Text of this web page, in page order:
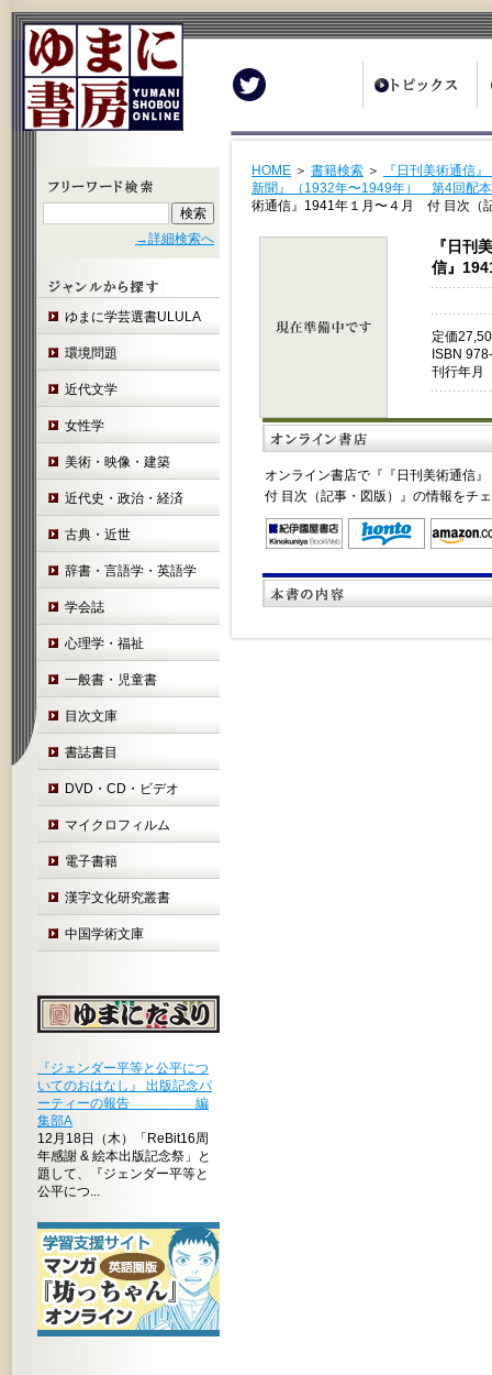
→詳細検索へ
ゆまに学芸選書ULULA
環境問題
近代文学
女性学
美術・映像・建築
近代史・政治・経済
古典・近世
辞書・言語学・英語学
学会誌
心理学・福祉
一般書・児童書
目次文庫
書誌書目
DVD・CD・ビデオ
マイクロフィルム
電子書籍
漢字文化研究叢書
中国学術文庫
『ジェンダー平等と公平につ
いてのおはなし』 出版記念パ
ーティーの報告 編
集部A
12月18日（木）「ReBit16周
年感謝 & 絵本出版記念祭」と
題して、『ジェンダー平等と
公平につ...
HOME ＞ 書籍検索 ＞
『日刊美術通信
新聞』（1932年〜1949年） 第4回配
術通信』1941年１月〜４月 付 目次（
『日刊
信』
定価
ISBN
刊行年
オンライン書店で『『日刊美術通
付 目次（記事・図版）』の情報をチ